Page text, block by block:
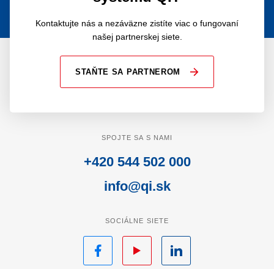
Kontaktujte nás a nezáväzne zistíte viac o fungovaní
našej partnerskej siete.
STAŇTE SA PARTNEROM
SPOJTE SA S NAMI
+420 544 502 000
info@qi.sk
SOCIÁLNE SIETE
Facebook